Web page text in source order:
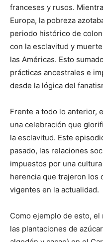
franceses y rusos.
Europa, la pobreza
periodo histórico de
con la esclavitud y
las Américas. Esto
prácticas ancestrales e
desde la lógica del
Frente a todo lo anterior,
una celebración que
la esclavitud. Este
pasado, las relaciones
impuestos por una
herencia que trajeron los
vigentes en la actualidad.
Como ejemplo de esto,
las plantaciones de